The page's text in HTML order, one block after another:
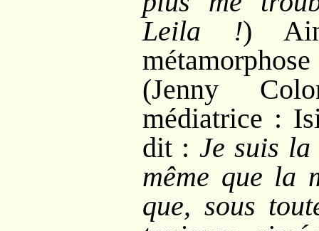
Leila
!)
métamorphose
(Jenny
médiatrice :
dit : Je suis
même que la
que, sous